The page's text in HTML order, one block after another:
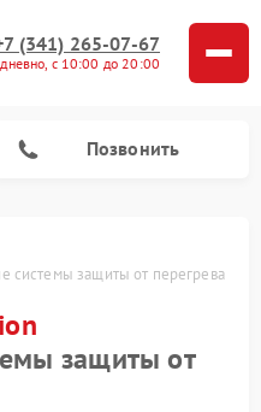
(341) 265-07-67
с 10:00 до 20:00
Позвонить
системы защиты от перегрева
защиты от